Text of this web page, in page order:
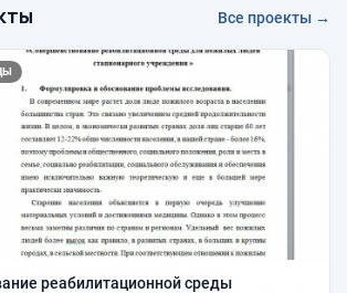
Все проекты →
реабилитационной среды